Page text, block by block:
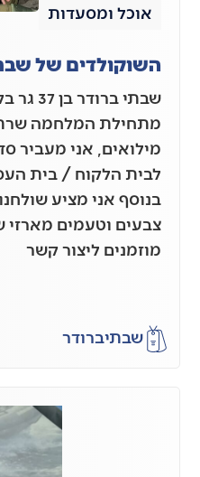
אוכל ומסעדות
השוקולדים של
שבתי
מילואים, אני מעביר
לבית הלקוח / בית
בנוסף אני מציע
צבעים וטעמים מארזי
מוזמנים ליצור קשר
שבתיברודר